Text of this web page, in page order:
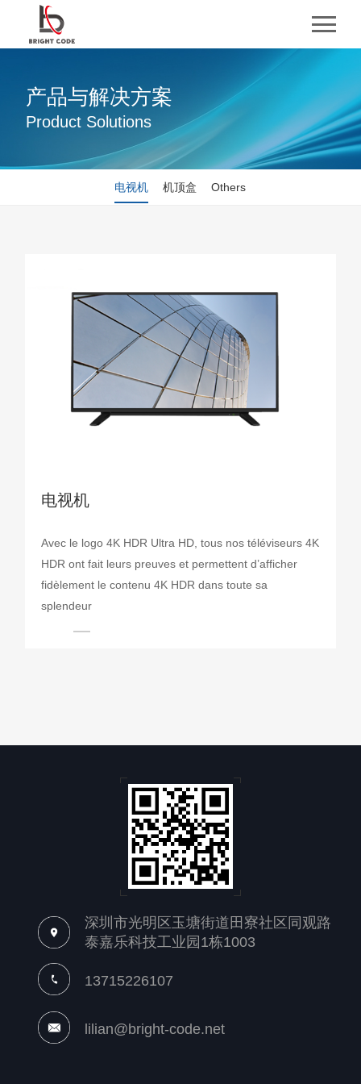
产品与解决方案
Product Solutions
电视机 机顶盒 Others
电视机
Avec le logo 4K HDR Ultra HD, tous nos téléviseurs 4K
HDR ont fait leurs preuves et permettent d’afficher
fidèlement le contenu 4K HDR dans toute sa
splendeur
深圳市光明区玉塘街道田寮社区同观路
泰嘉乐科技工业园1栋1003
13715226107
lilian@bright-code.net